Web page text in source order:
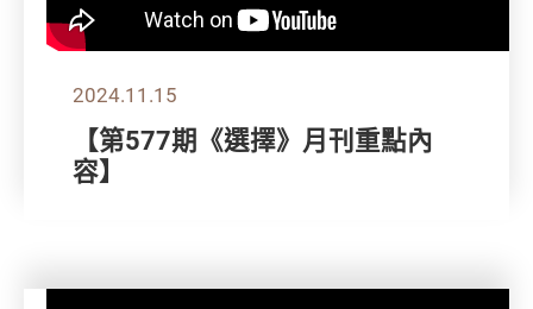
2024.11.15
【第577期《選擇》月刊重點內
容】